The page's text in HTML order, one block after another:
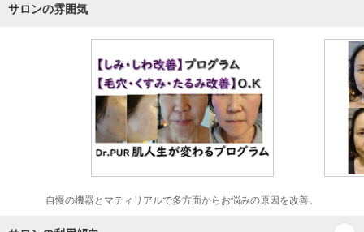
サロンの雰囲気
自慢の機器とマティリアルで多方面からお悩みの原因を改善。